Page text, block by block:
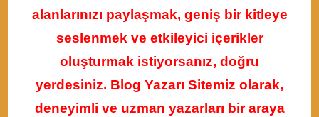
alanlarınızı paylaşmak, geniş bir kitleye
seslenmek ve etkileyici içerikler
oluşturmak istiyorsanız, doğru
yerdesiniz. Blog Yazarı Sitemiz olarak,
deneyimli ve uzman yazarları bir araya